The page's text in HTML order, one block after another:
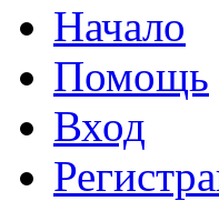
Начало
Помощь
Вход